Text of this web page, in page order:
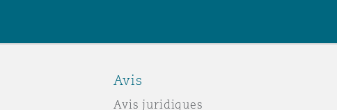
Avis
Avis juridiques